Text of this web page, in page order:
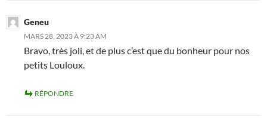
Geneu
MARS 28, 2023 À 9:23 AM
Bravo, très joli, et de plus c’est que du bonheur pour nos
petits Louloux.
RÉPONDRE